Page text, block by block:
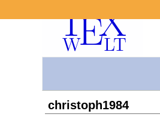
christoph1984